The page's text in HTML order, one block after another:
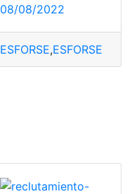
08/08/2022
ESFORSE,ESFORSE